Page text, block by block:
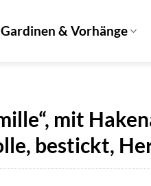
Gardinen & Vorhänge
mit
bestickt,